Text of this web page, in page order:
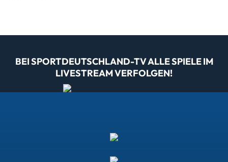
BEI SPORTDEUTSCHLAND-TV ALLE SPIELE IM
LIVESTREAM VERFOLGEN!